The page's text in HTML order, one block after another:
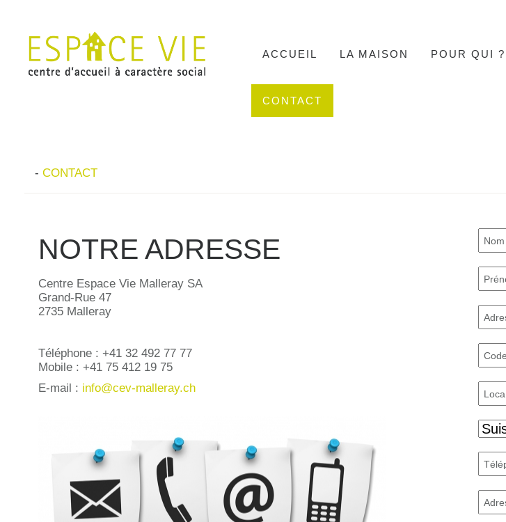
ACCUEIL LA MAISON POUR QUI ?
CONTACT
- CONTACT
NOTRE ADRESSE
Centre Espace Vie Malleray SA
Grand-Rue 47
2735 Malleray
Téléphone : +41 32 492 77 77
Mobile : +41 75 412 19 75
E-mail : info@cev-malleray.ch